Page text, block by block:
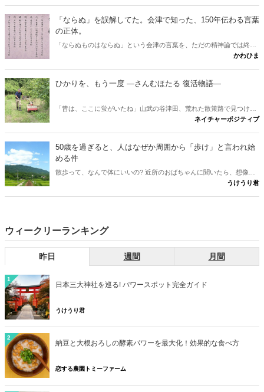
は熱田や春日と考えます。けれど古典をたどると、奈良に眠る意外な
一社が浮かびました。行きたくなりますね。
「ならぬ」を誤解してた。会津で知った、150年伝わる言葉
の正体。
「ならぬものはならぬ」という会津の言葉を、ただの精神論では終わ
らせません。多くの人が思う「理屈抜きでダメ」という解釈は、実は
が、なぜ百五十年を越えて胸を打つのか。その正体と、会津観光に出
かけたくなる問いかけを書きたいと思います。
かわひま
ひかりを、もう一度 ―さんむほたる 復活物語―
「昔は、ここに蛍がいたね」山武の谷津田、荒れた散策路で見つけ
た、たった一匹のホタル。その小さな光から、世代を越えて受け継が
着想を得た物語です。登場人物は仮名で、一部に脚色を含みます。
ネイチャーポジティブ
50歳を過ぎると、人はなぜか周囲から「歩け」と言われ始
める件
散歩って、なんで体にいいの? 近所のおばちゃんに聞いたら、想像の
斜め上だった件。言われるがまま歩いていた男が、ついに「理由」を
うけうり君
ウィークリーランキング
昨日 週間 月間
1
日本三大神社を巡る! パワースポット完全ガイド
うけうり君
2
納豆と大根おろしの酵素パワーを最大化！効果的な食べ方
恋する農園トミーファーム